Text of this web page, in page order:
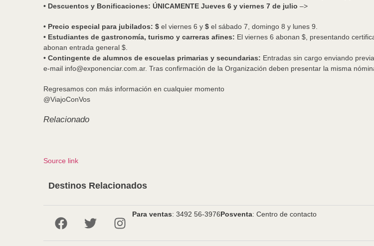
•​ Descuentos y Bonificaciones: ÚNICAMENTE Jueves 6 y viernes 7 de julio –>
• Precio especial para jubilados: $ el viernes 6 y $ el sábado ​7​, domingo 8 y lunes 9.
• Estudiantes de gastronomía, turismo y carreras afines: El viernes 6 abonan $, presentando
abonan entrada general $.
• Contingente de alumnos de escuelas primarias y secundarias: Entradas sin cargo enviando
e-mail info@exponenciar.com.ar. Tras confirmación de la Organización deben presentar la misma
Regresamos con más información en cualquier momento
@ViajoConVos
Relacionado
Source link
Destinos Relacionados
Para ventas: 3492 56-3976Posventa: Centro de contacto